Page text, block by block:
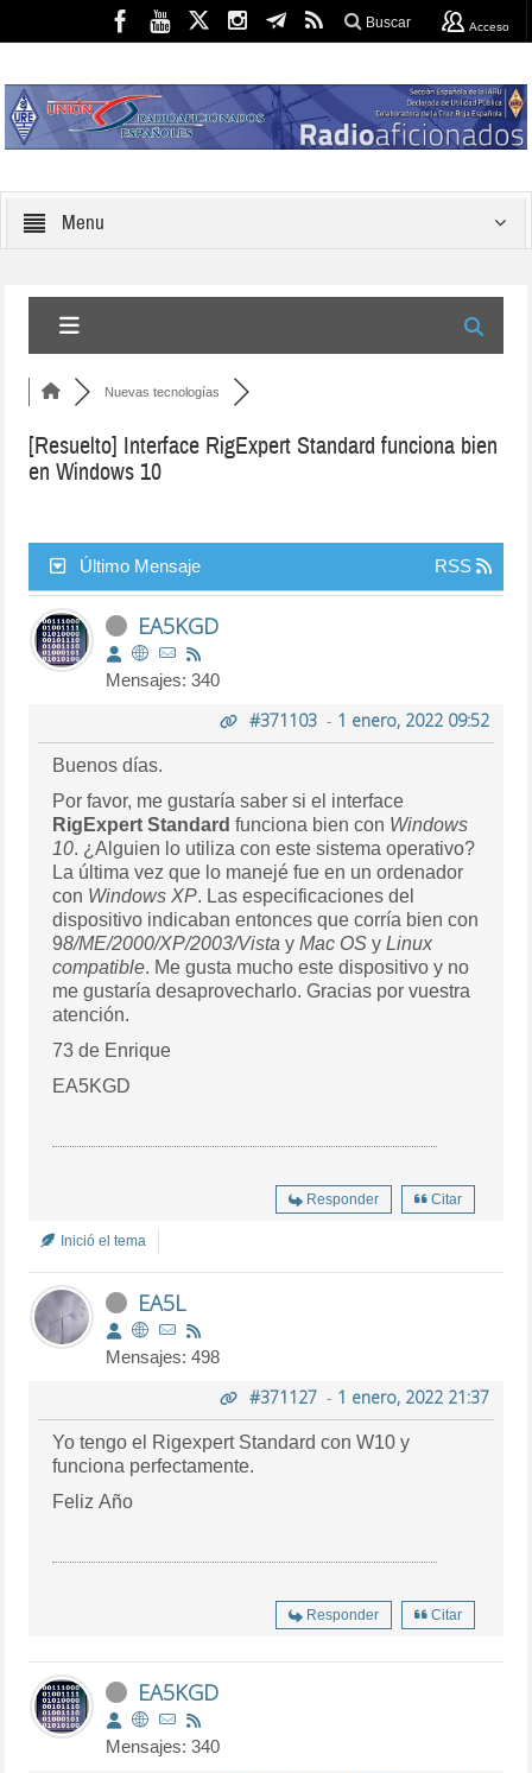
Buscar Acceso
Menu
Nuevas tecnologías
[Resuelto] Interface RigExpert Standard funciona bien
en Windows 10
Último Mensaje RSS
EA5KGD
Mensajes: 340
#371103- 1 enero, 2022 09:52
Buenos días.
Por favor, me gustaría saber si el interface
RigExpert Standard funciona bien con Windows
10. ¿Alguien lo utiliza con este sistema operativo?
La última vez que lo manejé fue en un ordenador
con Windows XP. Las especificaciones del
dispositivo indicaban entonces que corría bien con
98/ME/2000/XP/2003/Vista yMac OS yLinux
compatible. Me gusta mucho este dispositivo y no
me gustaría desaprovecharlo. Gracias por vuestra
atención.
73 de Enrique
EA5KGD
Responder Citar
Inició el tema
EA5L
Mensajes: 498
#371127- 1 enero, 2022 21:37
Yo tengo el Rigexpert Standard con W10 y
funciona perfectamente.
Feliz Año
Responder Citar
EA5KGD
Mensajes: 340